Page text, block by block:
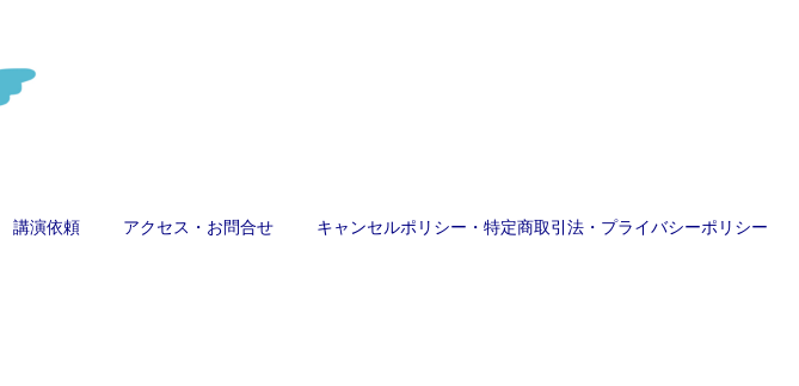
講演依頼 アクセス・お問合せ キャンセルポリシー・特定商取引法・プライバシーポリシー